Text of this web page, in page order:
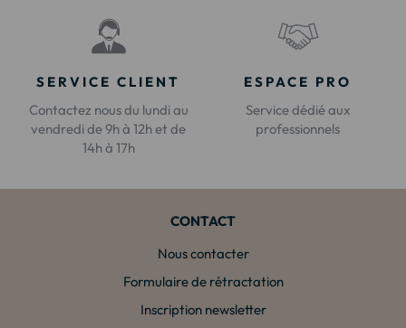
SERVICE CLIENT
Contactez nous du lundi au
vendredi de 9h à 12h et de
14h à 17h
ESPACE PRO
Service dédié aux
professionnels
CONTACT
Nous contacter
Formulaire de rétractation
Inscription newsletter